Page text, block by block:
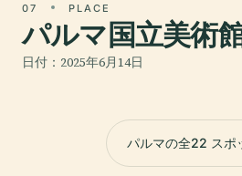
07 PLACE
パルマ国立美術
日付：2025年6月14日
パルマの全22 スポ